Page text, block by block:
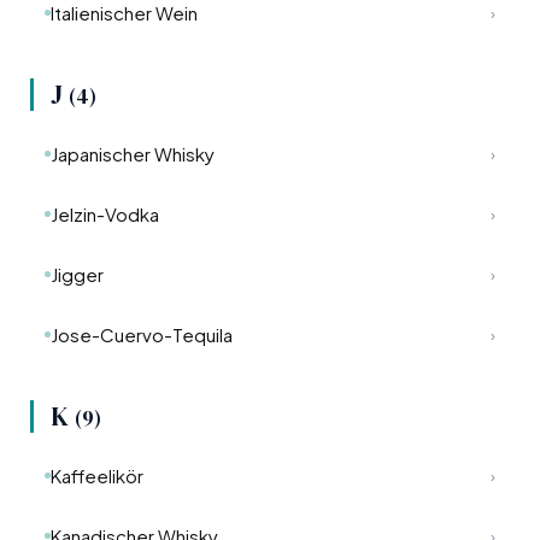
Italienischer Wein ›
J (4)
Japanischer Whisky ›
Jelzin-Vodka ›
Jigger ›
Jose-Cuervo-Tequila ›
K (9)
Kaffeelikör ›
›